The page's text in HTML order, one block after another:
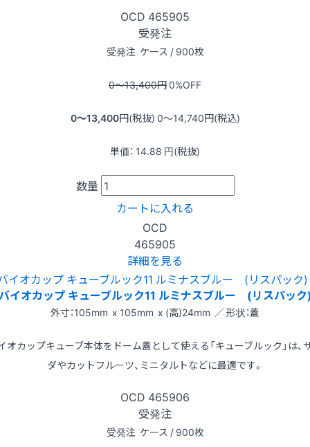
OCD 465905
受発注
受発注 ケース / 900枚
0〜13,400円0%OFF
0〜13,400円(税抜) 0〜14,740円(税込)
単価： 14.88 円(税抜)
数量
カートに入れる
OCD
465905
詳細を見る
イオカップ キューブルック11 ルミナスブルー (リスパッ
外寸：105mm x 105mm x (高)24mm ／ 形状：蓋
オカップキューブ本体をドーム蓋として使える「キューブルック」は、
ダやカットフルーツ、ミニタルトなどに最適です。
OCD 465906
受発注
受発注 ケース / 900枚